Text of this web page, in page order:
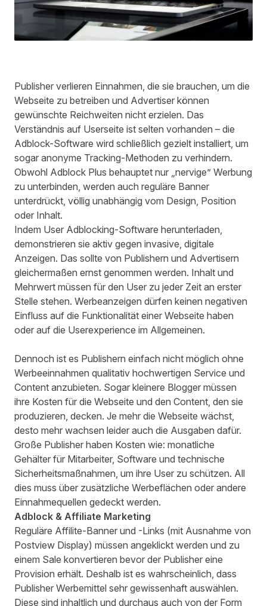
Publisher verlieren Einnahmen, die sie brauchen, um die
Webseite zu betreiben und Advertiser können
gewünschte Reichweiten nicht erzielen. Das
Verständnis auf Userseite ist selten vorhanden – die
Adblock-Software wird schließlich gezielt installiert, um
sogar anonyme Tracking-Methoden zu verhindern.
Obwohl Adblock Plus behauptet nur „nervige” Werbung
zu unterbinden, werden auch reguläre Banner
unterdrückt, völlig unabhängig vom Design, Position
oder Inhalt.
Indem User Adblocking-Software herunterladen,
demonstrieren sie aktiv gegen invasive, digitale
Anzeigen. Das sollte von Publishern und Advertisern
gleichermaßen ernst genommen werden. Inhalt und
Mehrwert müssen für den User zu jeder Zeit an erster
Stelle stehen. Werbeanzeigen dürfen keinen negativen
Einfluss auf die Funktionalität einer Webseite haben
oder auf die Userexperience im Allgemeinen.
Dennoch ist es Publishern einfach nicht möglich ohne
Werbeeinnahmen qualitativ hochwertigen Service und
Content anzubieten. Sogar kleinere Blogger müssen
ihre Kosten für die Webseite und den Content, den sie
produzieren, decken. Je mehr die Webseite wächst,
desto mehr wachsen leider auch die Ausgaben dafür.
Große Publisher haben Kosten wie: monatliche
Gehälter für Mitarbeiter, Software und technische
Sicherheitsmaßnahmen, um ihre User zu schützen. All
dies muss über zusätzliche Werbeflächen oder andere
Einnahmequellen gedeckt werden.
Adblock & Affiliate Marketing
Reguläre Affilite-Banner und -Links (mit Ausnahme von
Postview Display) müssen angeklickt werden und zu
einem Sale konvertieren bevor der Publisher eine
Provision erhält. Deshalb ist es wahrscheinlich, dass
Publisher Werbemittel sehr gewissenhaft auswählen.
Diese sind inhaltlich und durchaus auch von der Form